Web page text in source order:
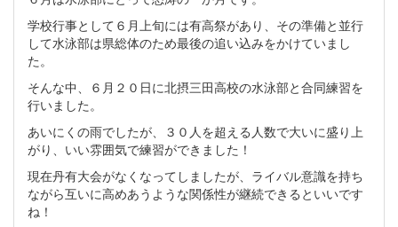
学校行事として６月上旬には有高祭があり、その準備と並行
して水泳部は県総体のため最後の追い込みをかけていまし
た。
そんな中、６月２０日に北摂三田高校の水泳部と合同練習を
行いました。
あいにくの雨でしたが、３０人を超える人数で大いに盛り上
がり、いい雰囲気で練習ができました！
現在丹有大会がなくなってしましたが、ライバル意識を持ち
ながら互いに高めあうような関係性が継続できるといいです
ね！